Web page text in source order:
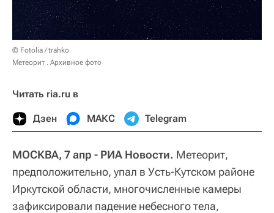
© Fotolia / trahko
Метеорит . Архивное фото
Читать ria.ru в
Дзен МАКС Telegram
МОСКВА, 7 апр - РИА Новости. Метеорит,
предположительно, упал в Усть-Кутском районе
Иркутской области, многочисленные камеры
зафиксировали падение небесного тела,